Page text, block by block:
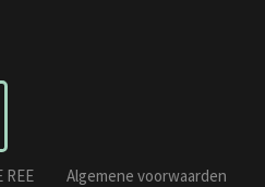
REE
Algemene voorwaarden